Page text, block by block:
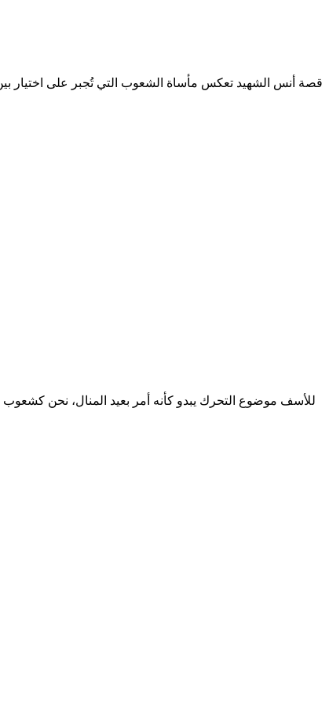
قصة أنس الشهيد تعكس مأساة الشعوب التي تُجبر على اختيار
للأسف موضوع التحرك يبدو كأنه أمر بعيد المنال، نحن